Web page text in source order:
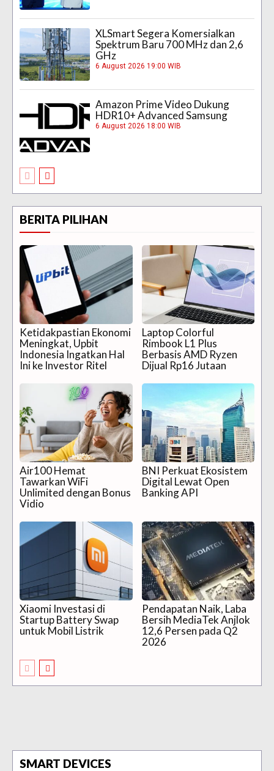
XLSmart Segera Komersialkan
Spektrum Baru 700 MHz dan 2,6
GHz
6 August 2026 19:00 WIB
Amazon Prime Video Dukung
HDR10+ Advanced Samsung
6 August 2026 18:00 WIB
BERITA PILIHAN
Ketidakpastian Ekonomi
Meningkat, Upbit
Indonesia Ingatkan Hal
Ini ke Investor Ritel
Laptop Colorful
Rimbook L1 Plus
Berbasis AMD Ryzen
Dijual Rp16 Jutaan
Air100 Hemat
Tawarkan WiFi
Unlimited dengan Bonus
Vidio
BNI Perkuat Ekosistem
Digital Lewat Open
Banking API
Xiaomi Investasi di
Startup Battery Swap
untuk Mobil Listrik
Pendapatan Naik, Laba
Bersih MediaTek Anjlok
12,6 Persen pada Q2
2026
SMART DEVICES